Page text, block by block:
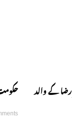
رضا کے والد
کے